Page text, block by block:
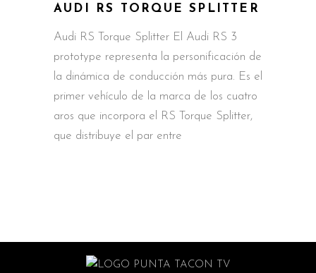
AUDI RS TORQUE SPLITTER
Audi RS Torque Splitter El Audi RS 3
prototype representa la personificación de
la dinámica de conducción más pura. Es el
primer vehículo de la marca de los cuatro
aros que incorpora el RS Torque Splitter,
que distribuye el par entre